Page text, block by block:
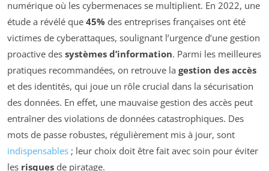
numérique où les cybermenaces se multiplient. En 2022, une
étude a révélé que 45% des entreprises françaises ont été
victimes de cyberattaques, soulignant l’urgence d’une gestion
proactive des systèmes d’information. Parmi les meilleures
pratiques recommandées, on retrouve la gestion des accès
et des identités, qui joue un rôle crucial dans la sécurisation
des données. En effet, une mauvaise gestion des accès peut
entraîner des violations de données catastrophiques. Des
mots de passe robustes, régulièrement mis à jour, sont
indispensables ; leur choix doit être fait avec soin pour éviter
les risques de piratage.